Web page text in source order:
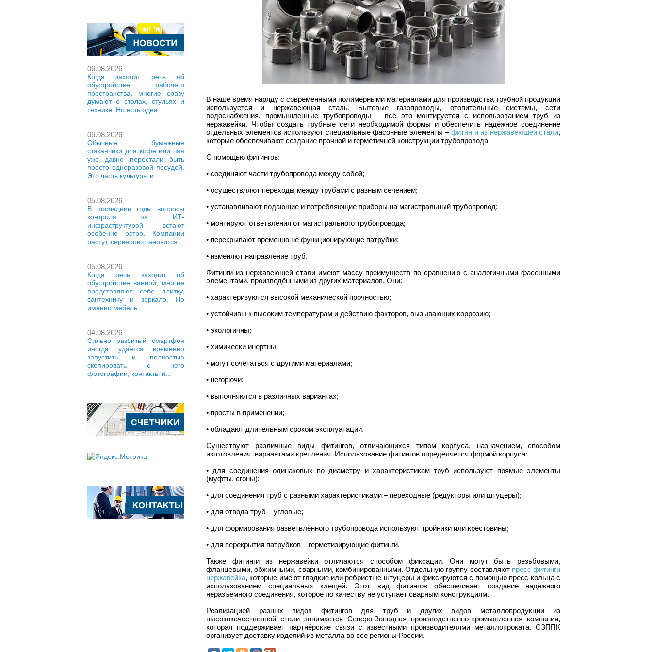
06.08.2026
Когда заходит речь об
обустройстве рабочего
пространства, многие сразу
думают о столах, стульях и
технике. Но есть одна...
06.08.2026
Обычные бумажные
стаканчики для кофе или чая
уже давно перестали быть
просто одноразовой посудой.
Это часть культуры и...
05.08.2026
В последние годы вопросы
контроля за ИТ-
инфраструктурой встают
особенно остро. Компании
растут, серверов становится...
05.08.2026
Когда речь заходит об
обустройстве ванной, многие
представляют себе плитку,
сантехнику и зеркало. Но
именно мебель...
04.08.2026
Сильно разбитый смартфон
иногда удаётся временно
запустить и полностью
скопировать с него
фотографии, контакты и...
В наше время наряду с современными полимерными материалами для производства трубной продукции
используется и нержавеющая сталь. Бытовые газопроводы, отопительные системы, сети
водоснабжения, промышленные трубопроводы – всё это монтируется с использованием труб из
нержавейки. Чтобы создать трубные сети необходимой формы и обеспечить надёжное соединение
отдельных элементов используют специальные фасонные элементы – фитинги из нержавеющей стали,
которые обеспечивают создание прочной и герметичной конструкции трубопровода.
С помощью фитингов:
• соединяют части трубопровода между собой;
• осуществляют переходы между трубами с разным сечением;
• устанавливают подающие и потребляющие приборы на магистральный трубопровод;
• монтируют ответвления от магистрального трубопровода;
• перекрывают временно не функционирующие патрубки;
• изменяют направление труб.
Фитинги из нержавеющей стали имеют массу преимуществ по сравнению с аналогичными фасонными
элементами, произведёнными из других материалов. Они:
• характеризуются высокой механической прочностью;
• устойчивы к высоким температурам и действию факторов, вызывающих коррозию;
• экологичны;
• химически инертны;
• могут сочетаться с другими материалами;
• негорючи;
• выполняются в различных вариантах;
• просты в применении;
• обладают длительным сроком эксплуатации.
Существуют различные виды фитингов, отличающихся типом корпуса, назначением, способом
изготовления, вариантами крепления. Использование фитингов определяется формой корпуса:
• для соединения одинаковых по диаметру и характеристикам труб используют прямые элементы
(муфты, сгоны);
• для соединения труб с разными характеристиками – переходные (редукторы или штуцеры);
• для отвода труб – угловые;
• для формирования разветвлённого трубопровода используют тройники или крестовины;
• для перекрытия патрубков – герметизирующие фитинги.
Также фитинги из нержавейки отличаются способом фиксации. Они могут быть резьбовыми,
фланцевыми, обжимными, сварными, комбинированными. Отдельную группу составляют пресс фитинги
нержавейка, которые имеют гладкие или ребристые штуцеры и фиксируются с помощью пресс-кольца с
использованием специальных клещей. Этот вид фитингов обеспечивает создание надёжного
неразъёмного соединения, которое по качеству не уступает сварным конструкциям.
Реализацией разных видов фитингов для труб и других видов металлопродукции из
высококачественной стали занимается Северо-Западная производственно-промышленная компания,
которая поддерживает партнёрские связи с известными производителями металлопроката. СЗППК
организует доставку изделий из металла во все регионы России.